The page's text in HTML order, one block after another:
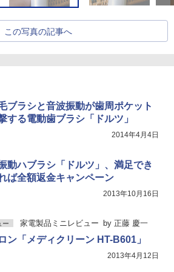
この写真の記事へ
ブラシと音波振動が歯周ポケット
する電動歯ブラシ「ドルツ」
2014年4月4日
動ハブラシ「ドルツ」、満足でき
ば全額返金キャンペーン
2013年10月16日
ー 家電製品ミニレビュー by 正藤 慶一
ン「メディクリーン HT-B601」
2013年4月12日